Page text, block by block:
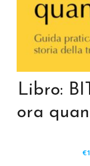
Libro:
ora
€